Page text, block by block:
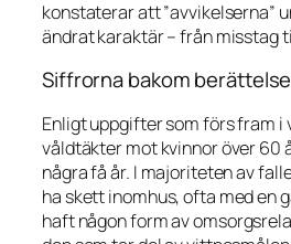
konstaterar att ”avvikelserna”
ändrat karaktär – från misstag
Siffrorna bakom
Enligt uppgifter som förs fram i
våldtäkter mot kvinnor över 60
några få år. I majoriteten av
ha skett inomhus, ofta med en
haft någon form av